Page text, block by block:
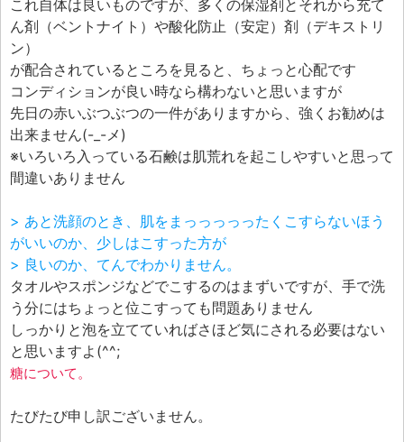
これ自体は良いものですが、多くの保湿剤とそれから充て
ん剤（ベントナイト）や酸化防止（安定）剤（デキストリ
ン）
が配合されているところを見ると、ちょっと心配です
コンディションが良い時なら構わないと思いますが
先日の赤いぶつぶつの一件がありますから、強くお勧めは
出来ません(-_-メ)
※いろいろ入っている石鹸は肌荒れを起こしやすいと思って
間違いありません
> あと洗顔のとき、肌をまっっっっったくこすらないほう
がいいのか、少しはこすった方が
> 良いのか、てんでわかりません。
タオルやスポンジなどでこするのはまずいですが、手で洗
う分にはちょっと位こすっても問題ありません
しっかりと泡を立てていればさほど気にされる必要はない
と思いますよ(^^;
糖について。
たびたび申し訳ございません。